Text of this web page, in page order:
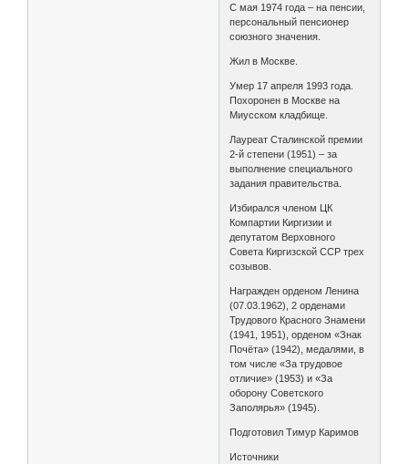
С мая 1974 года – на пенсии,
персональный пенсионер
союзного значения.
Жил в Москве.
Умер 17 апреля 1993 года.
Похоронен в Москве на
Миусском кладбище.
Лауреат Сталинской премии
2-й степени (1951) – за
выполнение специального
задания правительства.
Избирался членом ЦК
Компартии Киргизии и
депутатом Верховного
Совета Киргизской ССР трех
созывов.
Награжден орденом Ленина
(07.03.1962), 2 орденами
Трудового Красного Знамени
(1941, 1951), орденом «Знак
Почёта» (1942), медалями, в
том числе «За трудовое
отличие» (1953) и «За
оборону Советского
Заполярья» (1945).
Подготовил Тимур Каримов
Источники